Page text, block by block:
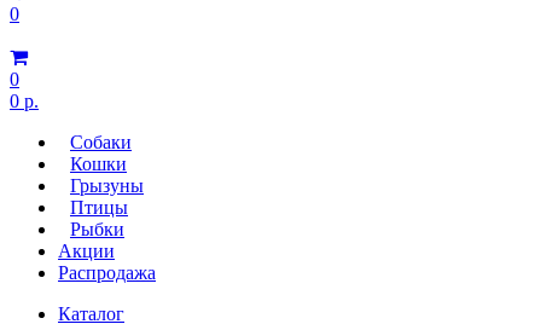
0
0
0 р.
Собаки
Кошки
Грызуны
Птицы
Рыбки
Акции
Распродажа
Каталог